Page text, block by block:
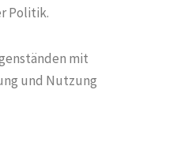
Politik.
mit
und Nutzung